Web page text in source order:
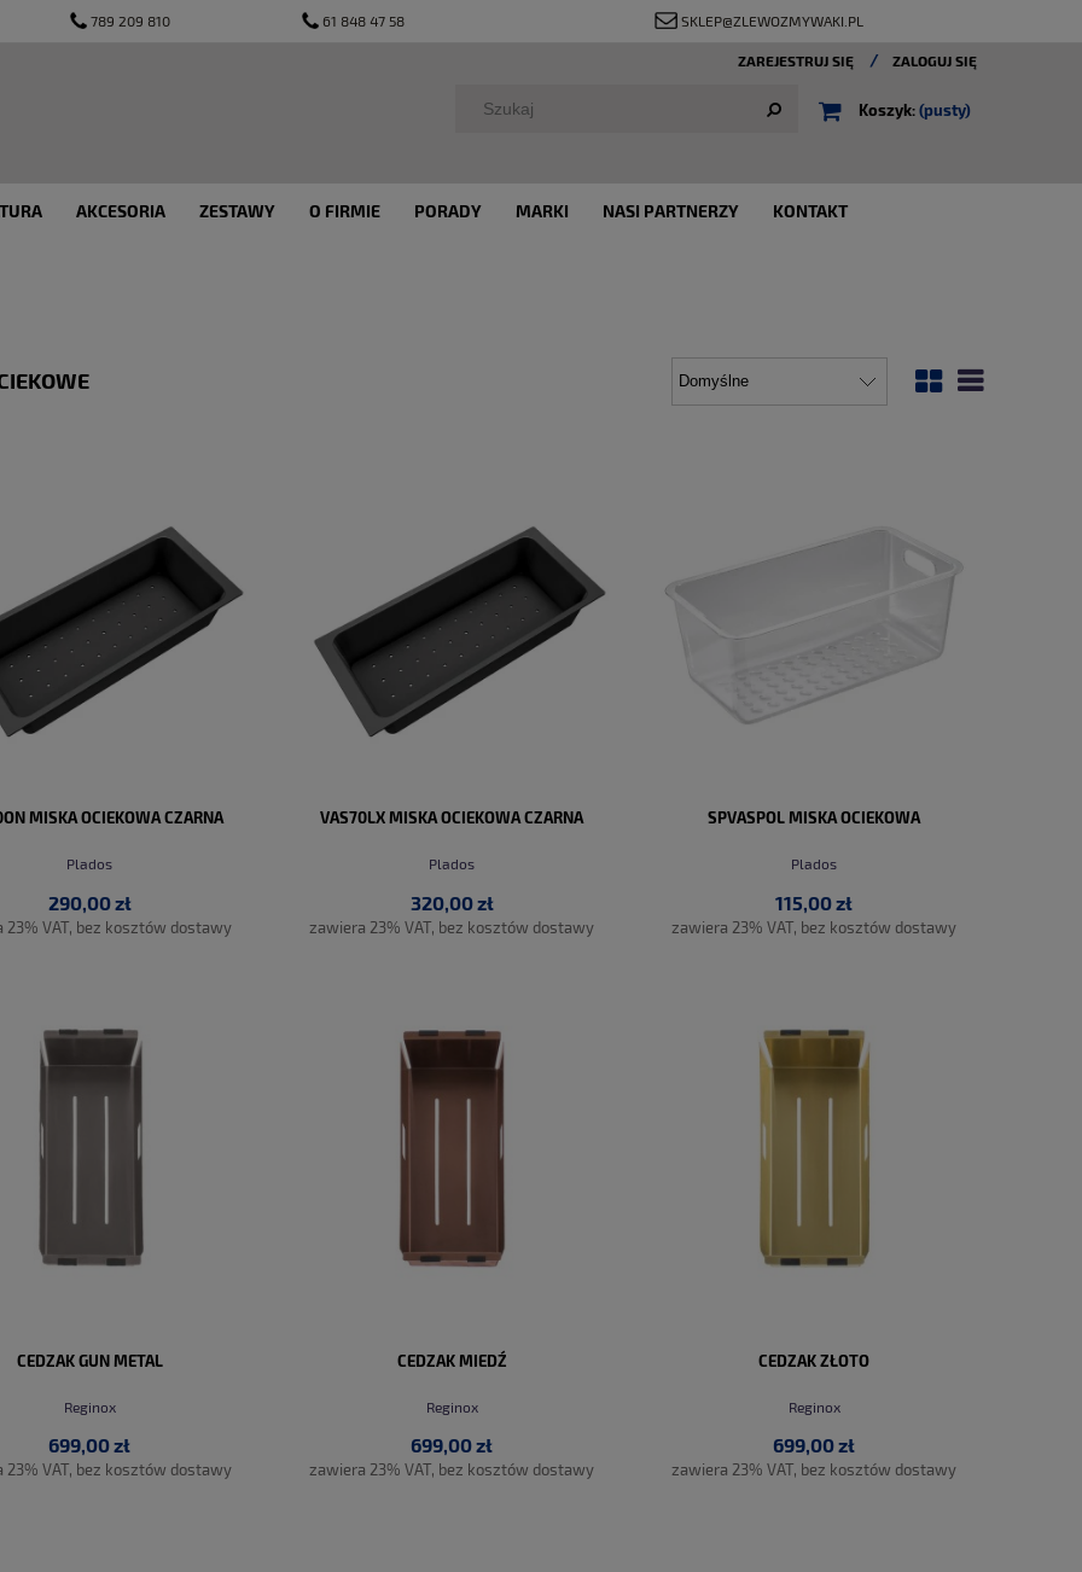
789 209 810 61 848 47 58 SKLEP@ZLEWOZMYWAKI.PL
ZAREJESTRUJ SIĘ ZALOGUJ SIĘ
Koszyk: (pusty)
AKCESORIA ZESTAWY O FIRMIE PORADY MARKI NASI PARTNERZY KONTAKT
MISKA OCIEKOWA CZARNA
Plados
290,00 zł
23% VAT, bez kosztów dostawy
DO KOSZYKA
VAS70LX MISKA OCIEKOWA CZARNA
Plados
320,00 zł
zawiera 23% VAT, bez kosztów dostawy
DO KOSZYKA
SPVASPOL MISKA OCIEKOWA
Plados
115,00 zł
zawiera 23% VAT, bez kosztów dostawy
DO KOSZYKA
CEDZAK GUN METAL
Reginox
699,00 zł
23% VAT, bez kosztów dostawy
CEDZAK MIEDŹ
Reginox
699,00 zł
zawiera 23% VAT, bez kosztów dostawy
CEDZAK ZŁOTO
Reginox
699,00 zł
zawiera 23% VAT, bez kosztów dostawy